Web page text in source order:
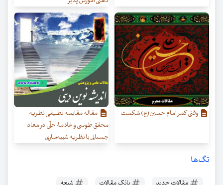
وقتی کمر امام حسین(ع) شکست
مقاله مقایسه تطبیقی نظریه
محقق طوسی و علامۀ حلّی در معاد
جسمانی با نظریه شبیه‌سازی
تگ‌ها
مقالات جدید بانک مقالات
شیعه